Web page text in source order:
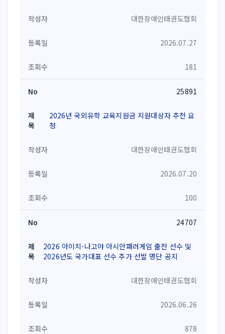
대한장애인태권도협회
2026.07.27
181
25891
2026년 국외유학 교육지원금 지원대상자 추천 요
청
대한장애인태권도협회
2026.07.20
100
24707
2026 아이치-나고야 아시안패러게임 출전 선수 및
2026년도 국가대표 선수 추가 선발 명단 공지
대한장애인태권도협회
2026.06.26
878